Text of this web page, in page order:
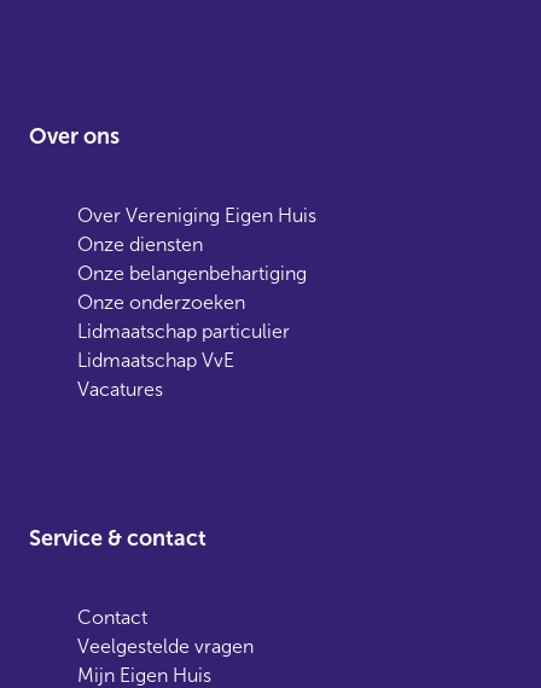
Over ons
Over Vereniging Eigen Huis
Onze diensten
Onze belangenbehartiging
Onze onderzoeken
Lidmaatschap particulier
Lidmaatschap VvE
Vacatures
Service & contact
Contact
Veelgestelde vragen
Mijn Eigen Huis